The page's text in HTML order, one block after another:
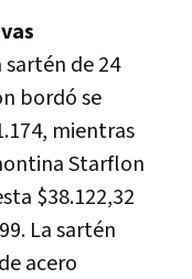
sartén de 24
bordó se
mientras
Starflon
$38.122,32
La sartén
acero